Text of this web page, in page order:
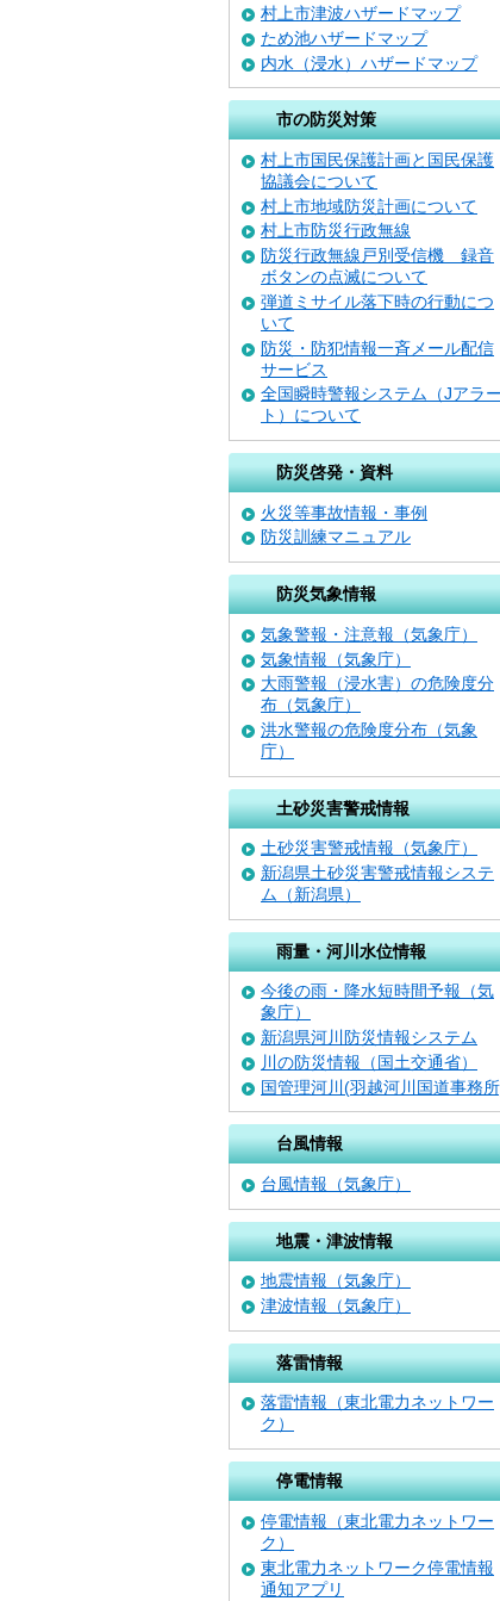
村上市津波ハザードマップ
ため池ハザードマップ
内水（浸水）ハザードマップ
市の防災対策
村上市国民保護計画と国民保護
協議会について
村上市地域防災計画について
村上市防災行政無線
防災行政無線戸別受信機 録音
ボタンの点滅について
弾道ミサイル落下時の行動につ
いて
防災・防犯情報一斉メール配信
サービス
全国瞬時警報システム（Jアラー
ト）について
防災啓発・資料
火災等事故情報・事例
防災訓練マニュアル
防災気象情報
気象警報・注意報（気象庁）
気象情報（気象庁）
大雨警報（浸水害）の危険度分
布（気象庁）
洪水警報の危険度分布（気象
庁）
土砂災害警戒情報
土砂災害警戒情報（気象庁）
新潟県土砂災害警戒情報システ
ム（新潟県）
雨量・河川水位情報
今後の雨・降水短時間予報（気
象庁）
新潟県河川防災情報システム
川の防災情報（国土交通省）
国管理河川(羽越河川国道事務
台風情報
台風情報（気象庁）
地震・津波情報
地震情報（気象庁）
津波情報（気象庁）
落雷情報
落雷情報（東北電力ネットワー
ク）
停電情報
停電情報（東北電力ネットワー
ク）
東北電⼒ネットワーク停電情報
通知アプリ